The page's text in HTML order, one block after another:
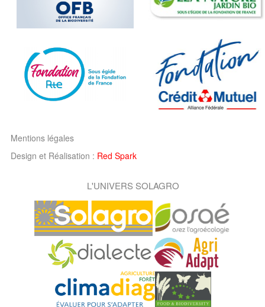
Mentions légales
Design et Réalisation : Red Spark
L'UNIVERS SOLAGRO